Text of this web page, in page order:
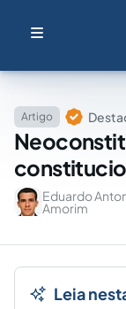
Artigo
Eduardo
Amorim
Leia